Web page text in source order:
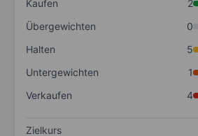
Kaufen
2
Übergewichten
0
Halten
5
Untergewichten
1
Verkaufen
4
Zielkurs